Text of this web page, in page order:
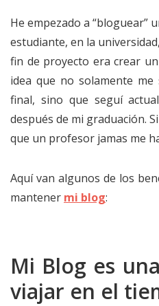
He empezado a “bloguear”
estudiante, en la
fin de proyecto era crear
idea que no solamente
final, sino que seguí
después de mi graduación.
que un profesor jamas me
Aquí van algunos de los
mantener mi blog:
Mi Blog es
viajar en el